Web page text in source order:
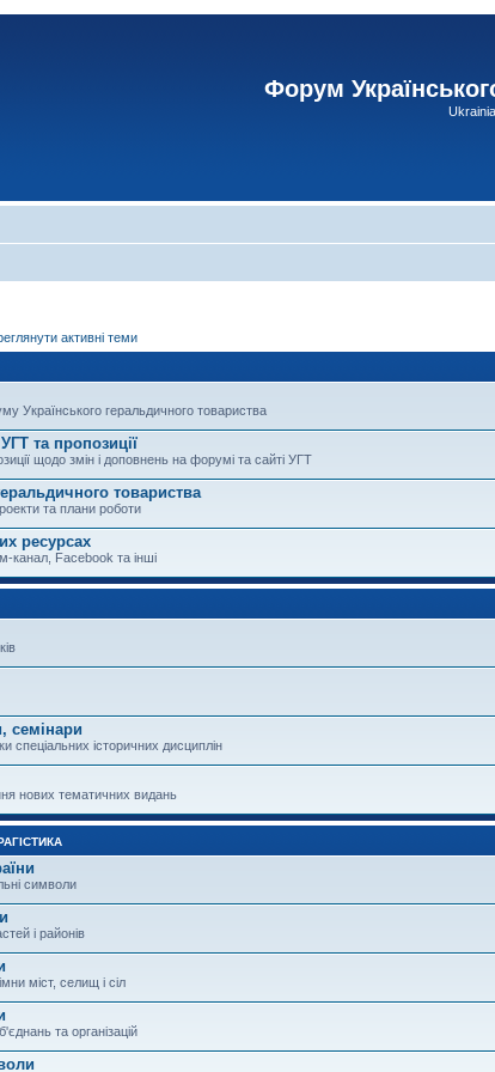
Форум
активні теми
Українського геральдичного товариства
та пропозиції
щодо змін і доповнень на форумі та сайті УГТ
товариства
та плани роботи
ресурсах
канал, Facebook та інші
семінари
спеціальних історичних дисциплін
нових тематичних видань
символи
і районів
міст, селищ і сіл
та організацій